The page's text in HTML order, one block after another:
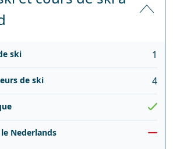
ski 1
de ski 4
Nederlands